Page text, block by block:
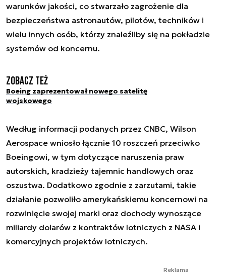
warunków jakości, co stwarzało zagrożenie dla
bezpieczeństwa astronautów, pilotów, techników i
wielu innych osób, którzy znaleźliby się na pokładzie
systemów od koncernu.
Zobacz też
Boeing zaprezentował nowego satelitę
wojskowego
Według informacji podanych przez CNBC, Wilson
Aerospace wniosło łącznie 10 roszczeń przeciwko
Boeingowi, w tym dotyczące naruszenia praw
autorskich, kradzieży tajemnic handlowych oraz
oszustwa. Dodatkowo zgodnie z zarzutami, takie
działanie pozwoliło amerykańskiemu koncernowi na
rozwinięcie swojej marki oraz dochody wynoszące
miliardy dolarów z kontraktów lotniczych z NASA i
komercyjnych projektów lotniczych.
Reklama